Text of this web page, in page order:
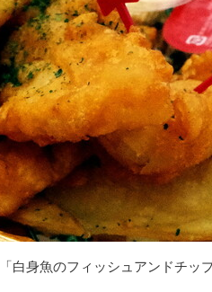
白身魚のフィッシュアンドチ